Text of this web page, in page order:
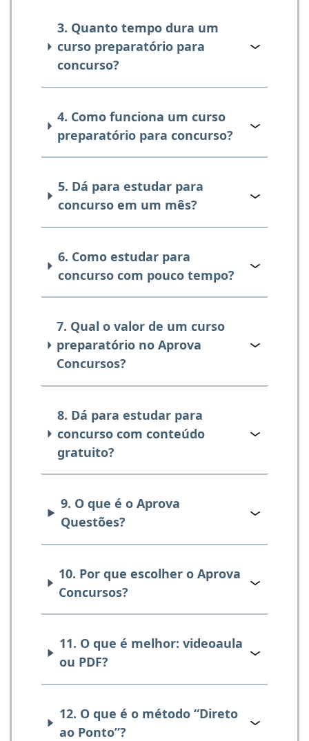
3. Quanto tempo dura um
curso preparatório para
concurso?
4. Como funciona um curso
preparatório para concurso?
5. Dá para estudar para
concurso em um mês?
6. Como estudar para
concurso com pouco tempo?
7. Qual o valor de um curso
preparatório no Aprova
Concursos?
8. Dá para estudar para
concurso com conteúdo
gratuito?
9. O que é o Aprova
Questões?
10. Por que escolher o Aprova
Concursos?
11. O que é melhor: videoaula
ou PDF?
12. O que é o método “Direto
ao Ponto”?